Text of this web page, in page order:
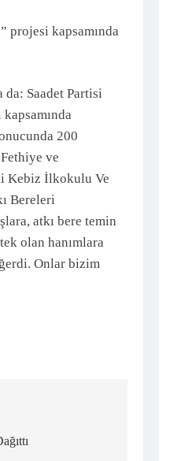
projesi kapsamında
da: Saadet Partisi
200
ve
Kebiz İlkokulu Ve
Bereleri
atkı bere temin
olan hanımlara
Onlar bizim